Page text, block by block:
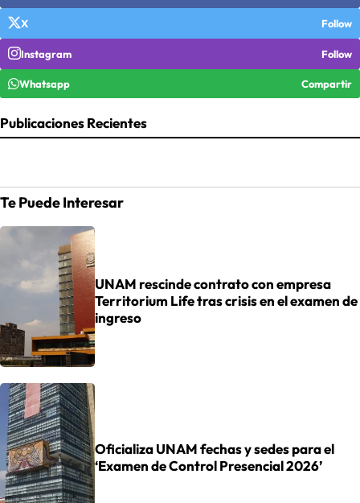
X Follow
Instagram Follow
Whatsapp Compartir
Publicaciones Recientes
Te Puede Interesar
UNAM rescinde contrato con empresa
Territorium Life tras crisis en el examen de
ingreso
Oficializa UNAM fechas y sedes para el
‘Examen de Control Presencial 2026’